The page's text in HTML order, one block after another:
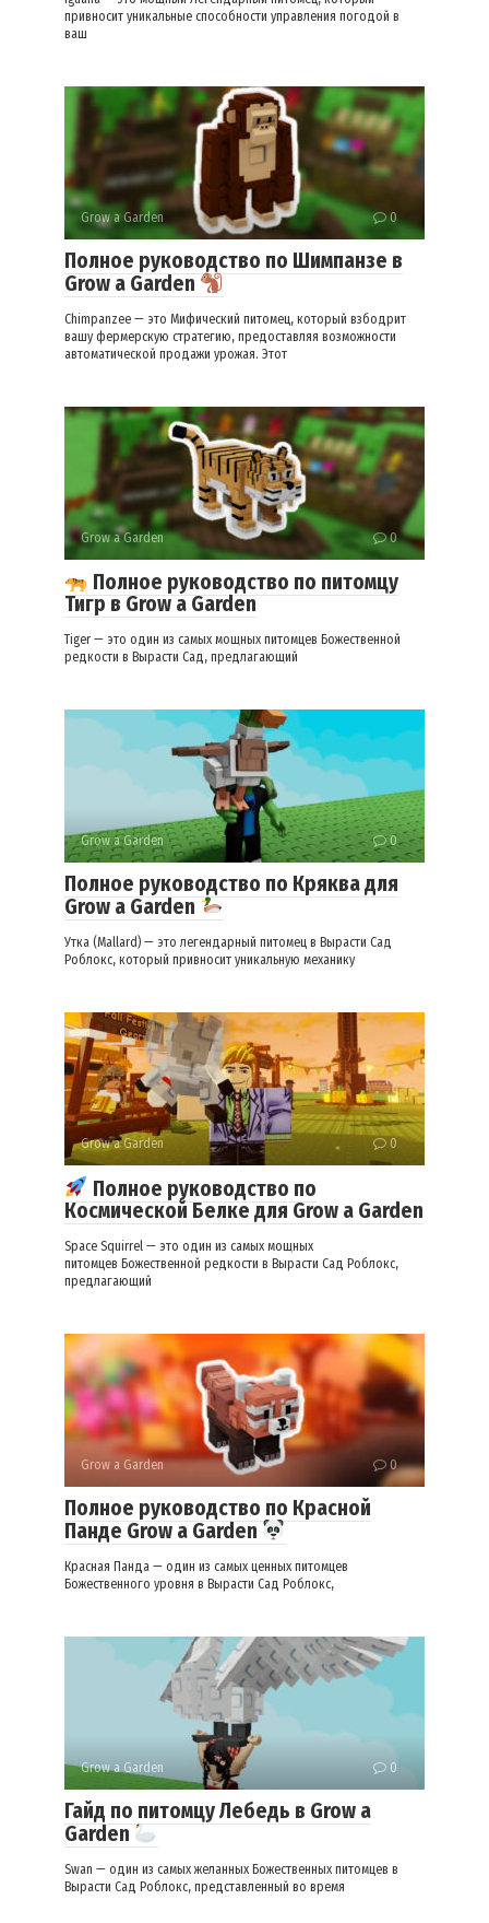
привносит уникальные способности управления погодой в
ваш
Grow a Garden 0
Полное руководство по Шимпанзе в
Grow a Garden
Chimpanzee — это Мифический питомец, который взбодрит
вашу фермерскую стратегию, предоставляя возможности
автоматической продажи урожая. Этот
Grow a Garden 0
Полное руководство по питомцу
Тигр в Grow a Garden
Tiger — это один из самых мощных питомцев Божественной
редкости в Вырасти Сад, предлагающий
Grow a Garden 0
Полное руководство по Кряква для
Grow a Garden
Утка (Mallard) — это легендарный питомец в Вырасти Сад
Роблокс, который привносит уникальную механику
Grow a Garden 0
Полное руководство по
Космической Белке для Grow a Garden
Space Squirrel — это один из самых мощных
питомцев Божественной редкости в Вырасти Сад Роблокс,
предлагающий
Grow a Garden 0
Полное руководство по Красной
Панде Grow a Garden
Красная Панда — один из самых ценных питомцев
Божественного уровня в Вырасти Сад Роблокс,
Grow a Garden 0
Гайд по питомцу Лебедь в Grow a
Garden
Swan — один из самых желанных Божественных питомцев в
Вырасти Сад Роблокс, представленный во время